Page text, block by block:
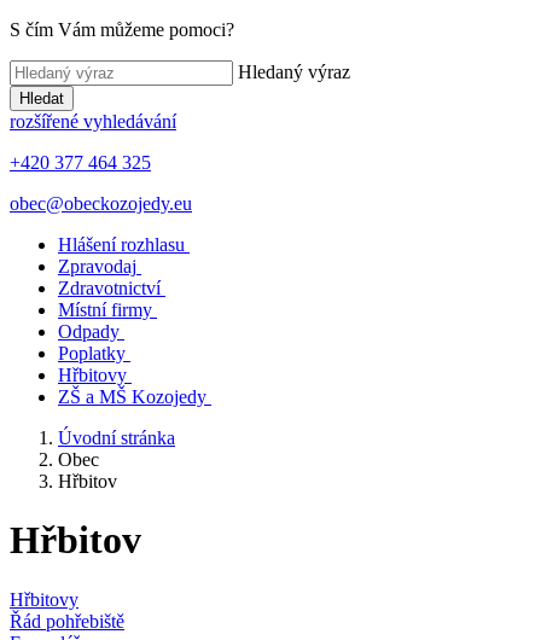
S čím Vám můžeme pomoci?
Hledaný výraz
Hledat
rozšířené vyhledávání
+420 377 464 325
obec@obeckozojedy.eu
Hlášení rozhlasu
Zpravodaj
Zdravotnictví
Místní firmy
Odpady
Poplatky
Hřbitovy
ZŠ a MŠ Kozojedy
Úvodní stránka
Obec
Hřbitov
Hřbitov
Hřbitovy
Řád pohřebiště